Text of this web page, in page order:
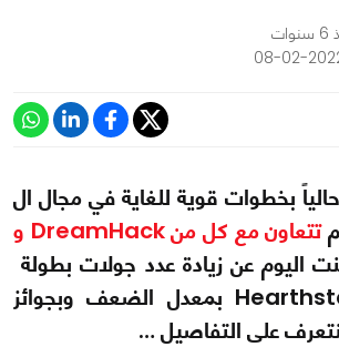
تقوم Blizzard حالياً بخطوات قوية للغاية في مجال ال
تتعاون مع كل من DreamHack و
اليوم عن زيادة عدد جولات بطولة
Hearthstone Masters بمعدل الضعف وبجوائز
على التفاصيل …